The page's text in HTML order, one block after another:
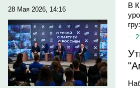
28 Мая 2026, 14:16
В